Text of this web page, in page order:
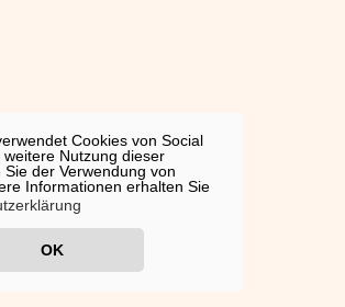
Cookies von Social
Nutzung dieser
der Verwendung von
Informationen erhalten Sie
OK